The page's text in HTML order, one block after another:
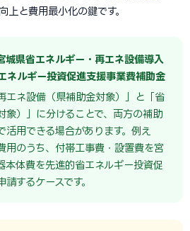
上と費用最小化の鍵です。
県省エネルギー・再エネ設備導入
ネルギー投資促進支援事業費補助金
エネ設備（県補助金対象）」と「省
象）」に分けることで、両方の補助
用できる場合があります。例え
用のうち、付帯工事費・設置費を宮
本体費を先進的省エネルギー投資促
するケースです。